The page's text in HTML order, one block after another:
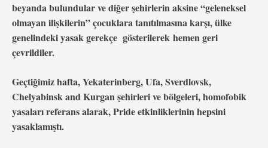
beyanda bulundular ve diğer şehirlerin aksine “geleneksel
olmayan ilişkilerin” çocuklara tanıtılmasına karşı, ülke
genelindeki yasak gerekçe gösterilerek hemen geri
çevrildiler.
Geçtiğimiz hafta, Yekaterinberg, Ufa, Sverdlovsk,
Chelyabinsk and Kurgan şehirleri ve bölgeleri, homofobik
yasaları referans alarak, Pride etkinliklerinin hepsini
yasaklamıştı.